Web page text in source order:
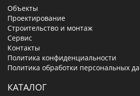
Объекты
Проектирование
Строительство и монтаж
Сервис
Контакты
Политика конфиденциальности
Политика обработки персональных
КАТАЛОГ